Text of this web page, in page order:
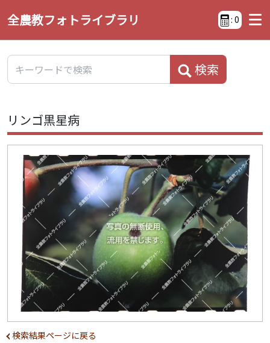
全農教フォトライブラリ : 0
検索
リンゴ黒星病
検索結果ページに戻る